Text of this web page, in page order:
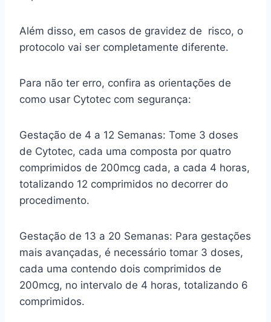
Além disso, em casos de gravidez de risco, o
protocolo vai ser completamente diferente.
Para não ter erro, confira as orientações de
como usar Cytotec com segurança:
Gestação de 4 a 12 Semanas: Tome 3 doses
de Cytotec, cada uma composta por quatro
comprimidos de 200mcg cada, a cada 4 horas,
totalizando 12 comprimidos no decorrer do
procedimento.
Gestação de 13 a 20 Semanas: Para gestações
mais avançadas, é necessário tomar 3 doses,
cada uma contendo dois comprimidos de
200mcg, no intervalo de 4 horas, totalizando 6
comprimidos.